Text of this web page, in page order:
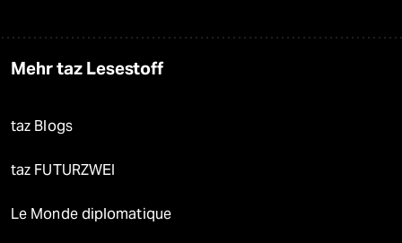
Mehr taz Lesestoff
taz Blogs
taz FUTURZWEI
Le Monde diplomatique